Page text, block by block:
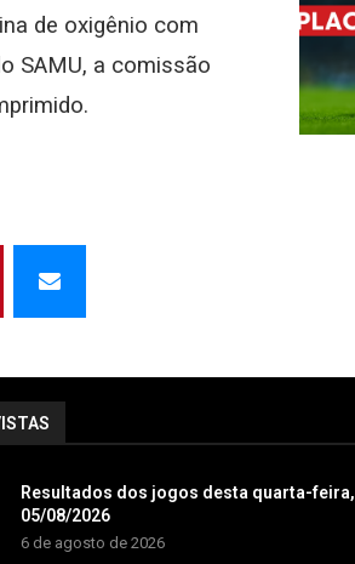
de oxigênio com
SAMU, a comissão
Resultados dos jogos desta quarta-feira,
05/08/2026
6 de agosto de 2026